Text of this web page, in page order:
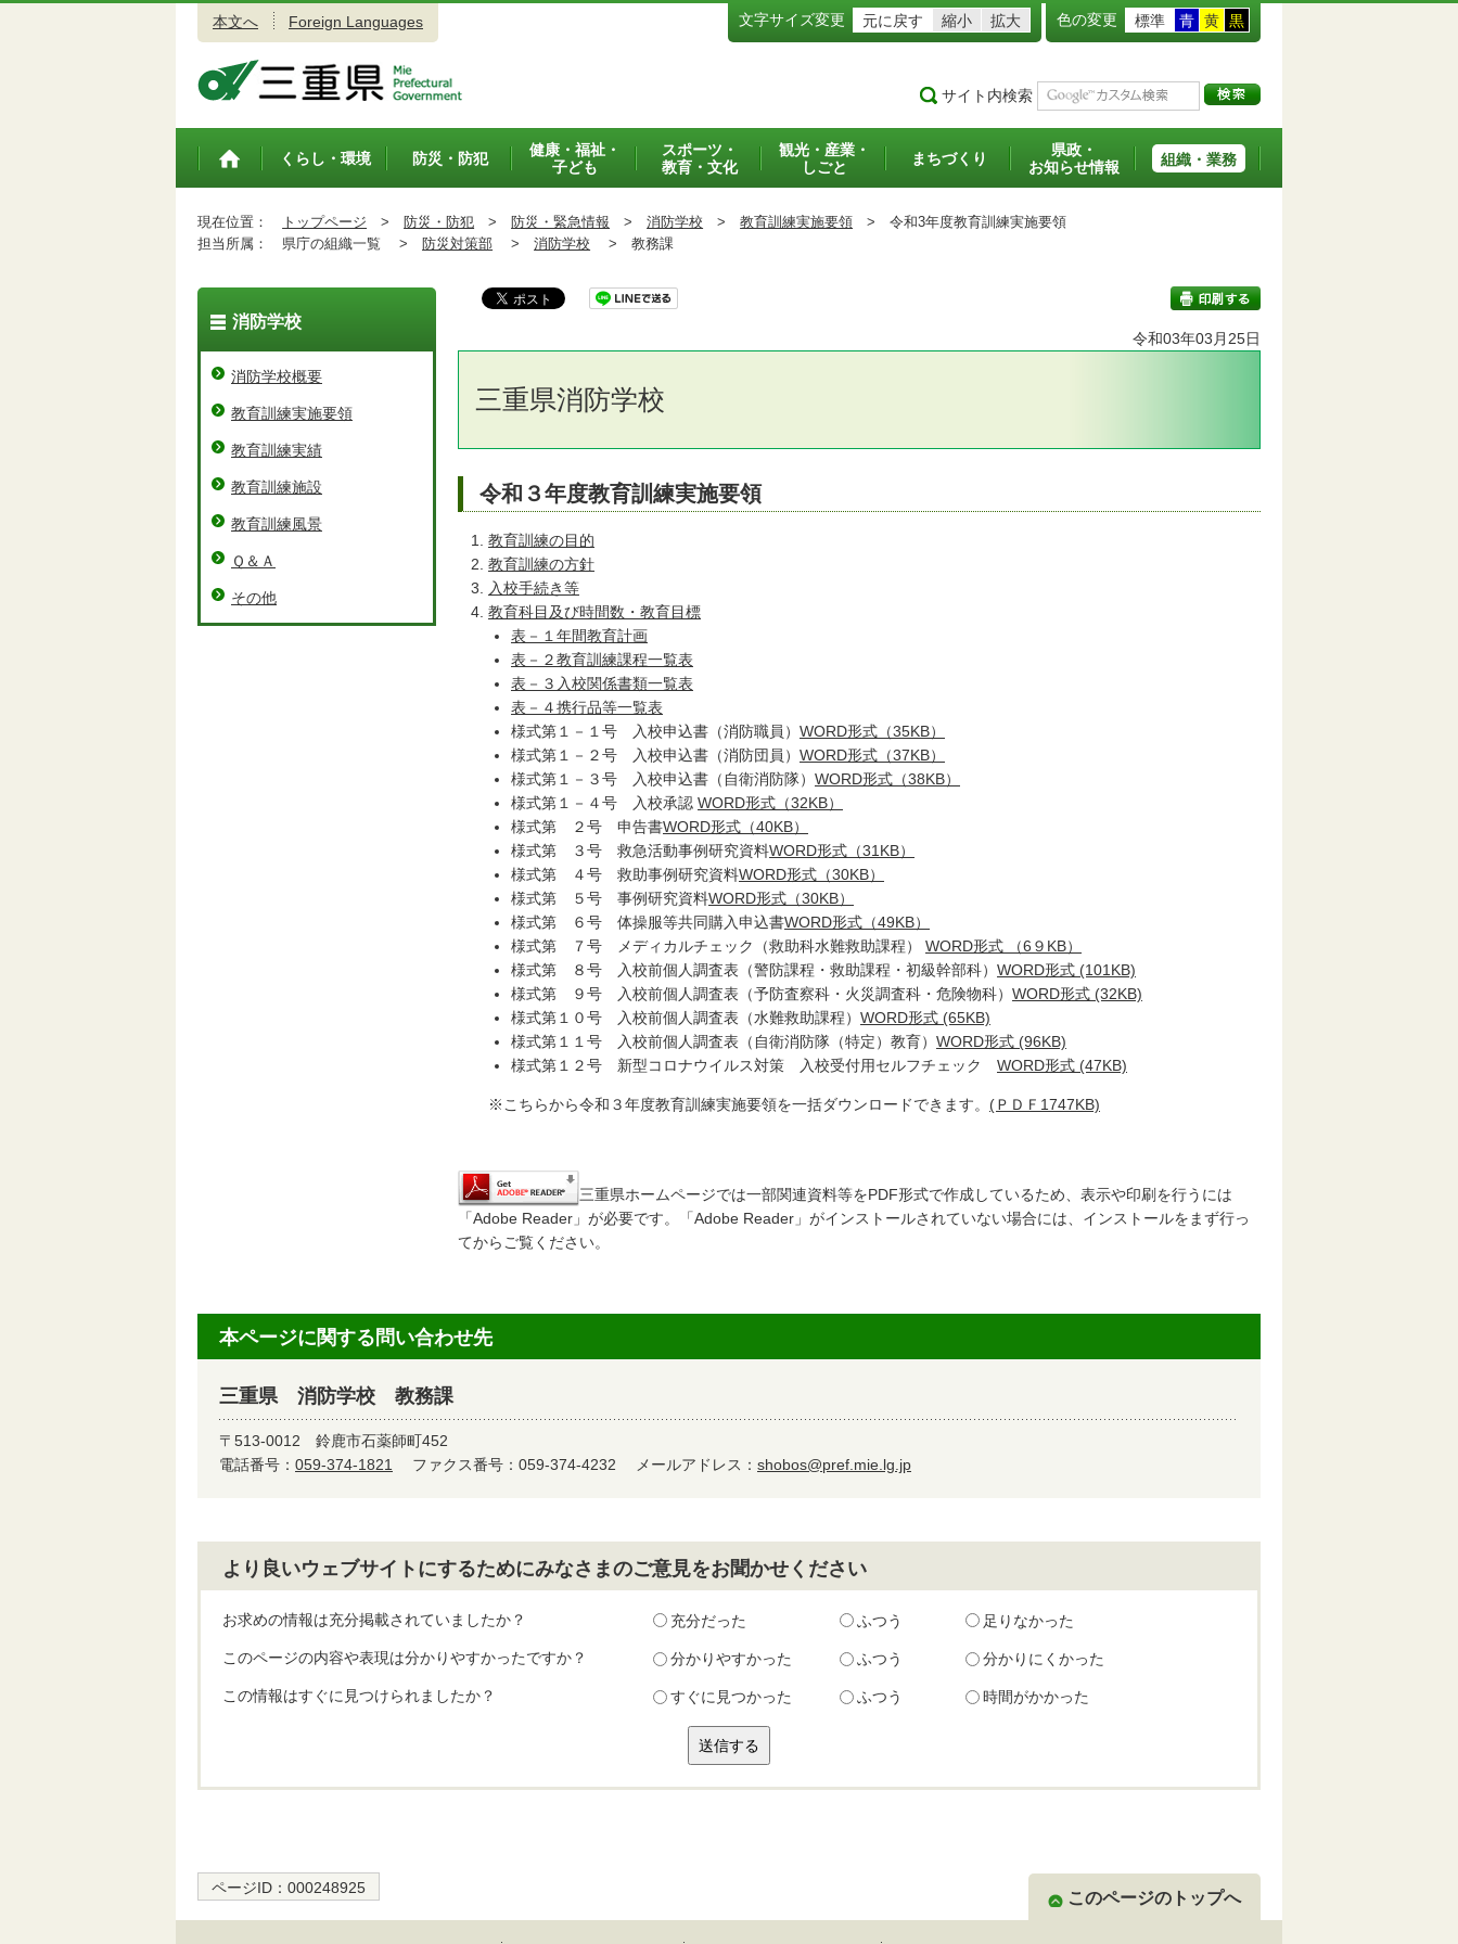
本文へ Foreign Languages 文字サイズ変更 元に戻す 縮小 拡大 色の変更 標準 青 黄 黒
サイト内検索
トップペ
くらし・環境 防災・防犯
健康・福祉・
子ども
スポーツ・
教育・文化
観光・産業・
しごと
まちづくり
県政・
お知らせ情報
組織・業務
現在位置： トップページ > 防災・防犯 > 防災・緊急情報 > 消防学校 > 教育訓練実施要領 > 令和3年度教育訓練実施要領
担当所属：
県庁の組織一覧 > 防災対策部 > 消防学校 > 教務課
令和03年03月25日
三重県消防学校
令和３年度教育訓練実施要領
教育訓練の目的
教育訓練の方針
入校手続き等
教育科目及び時間数・教育目標
表－１年間教育計画
表－２教育訓練課程一覧表
表－３入校関係書類一覧表
表－４携行品等一覧表
様式第１－１号 入校申込書（消防職員） WORD形式（35KB）
様式第１－２号 入校申込書（消防団員） WORD形式（37KB）
様式第１－３号 入校申込書（自衛消防隊） WORD形式（38KB）
様式第１－４号 入校承認 WORD形式（32KB）
様式第 ２号 申告書WORD形式（40KB）
様式第 ３号 救急活動事例研究資料WORD形式（31KB）
様式第 ４号 救助事例研究資料WORD形式（30KB）
様式第 ５号 事例研究資料WORD形式（30KB）
様式第 ６号 体操服等共同購入申込書WORD形式（49KB）
様式第 ７号 メディカルチェック（救助科水難救助課程） WORD形式 （6９KB）
様式第 ８号 入校前個人調査表（警防課程・救助課程・初級幹部科） WORD形式 (101KB)
様式第 ９号 入校前個人調査表（予防査察科・火災調査科・危険物科） WORD形式 (32KB)
様式第１０号 入校前個人調査表（水難救助課程） WORD形式 (65KB)
様式第１１号 入校前個人調査表（自衛消防隊（特定）教育） WORD形式 (96KB)
様式第１２号 新型コロナウイルス対策 入校受付用セルフチェック WORD形式 (47KB)
※こちらから令和３年度教育訓練実施要領を一括ダウンロードできます。 (ＰＤＦ1747KB)
三重県ホームページでは一部関連資料等をPDF形式で作成しているため、表示や印刷を行うには
「Adobe Reader」が必要です。「Adobe Reader」がインストールされていない場合には、インストールをまず行っ
てからご覧ください。
消防学校
消防学校概要
教育訓練実施要領
教育訓練実績
教育訓練施設
教育訓練風景
Ｑ＆Ａ
その他
本ページに関する問い合わせ先
三重県 消防学校 教務課
〒513-0012 鈴鹿市石薬師町452
電話番号： 059-374-1821 ファクス番号：059-374-4232 メールアドレス： shobos@pref.mie.lg.jp
より良いウェブサイトにするためにみなさまのご意見をお聞かせください
お求めの情報は充分掲載されていましたか？ 充分だった ふつう 足りなかった
このページの内容や表現は分かりやすかったですか？ 分かりやすかった ふつう 分かりにくかった
この情報はすぐに見つけられましたか？ すぐに見つかった ふつう 時間がかかった
ページID： 000248925
このページのトップへ